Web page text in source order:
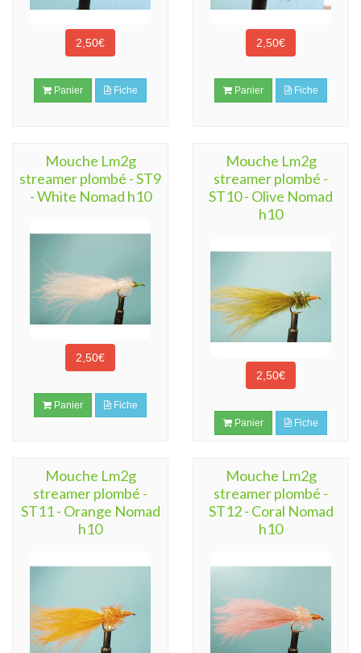
2,50€
Panier Fiche
2,50€
Panier Fiche
Mouche Lm2g
streamer plombé - ST9
- White Nomad h10
2,50€
Panier Fiche
Mouche Lm2g
streamer plombé -
ST10 - Olive Nomad
h10
2,50€
Panier Fiche
Mouche Lm2g
streamer plombé -
ST11 - Orange Nomad
h10
Mouche Lm2g
streamer plombé -
ST12 - Coral Nomad
h10